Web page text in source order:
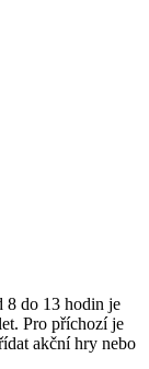
8 do 13 hodin je
Pro příchozí je
akční hry nebo